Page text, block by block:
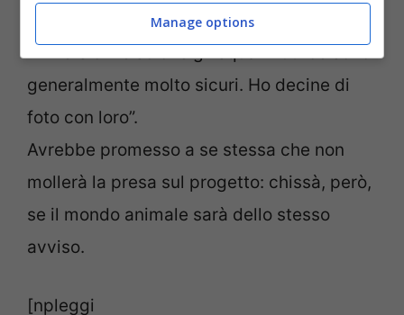
ridicole. Ho esperienza nel surf e nelle
immersioni e so che gli squali nutrice sono
generalmente molto sicuri. Ho decine di
foto con loro”.
Avrebbe promesso a se stessa che non
mollerà la presa sul progetto: chissà, però,
se il mondo animale sarà dello stesso
avviso.
[npleggi
Manage options